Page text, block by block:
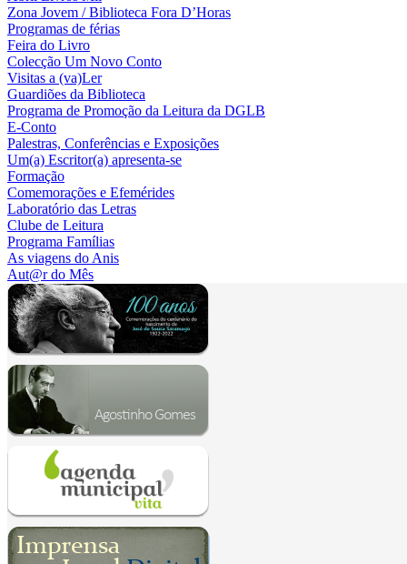
Zona Jovem / Biblioteca Fora D’Horas
Programas de férias
Feira do Livro
Colecção Um Novo Conto
Visitas a (va)Ler
Guardiões da Biblioteca
Programa de Promoção da Leitura da DGLB
E-Conto
Palestras, Conferências e Exposições
Um(a) Escritor(a) apresenta-se
Formação
Comemorações e Efemérides
Laboratório das Letras
Clube de Leitura
Programa Famílias
As viagens do Anis
Aut@r do Mês